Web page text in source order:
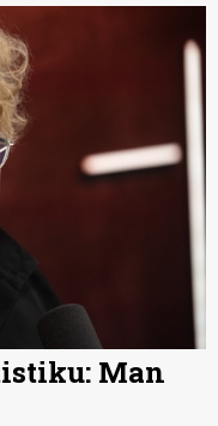
Man